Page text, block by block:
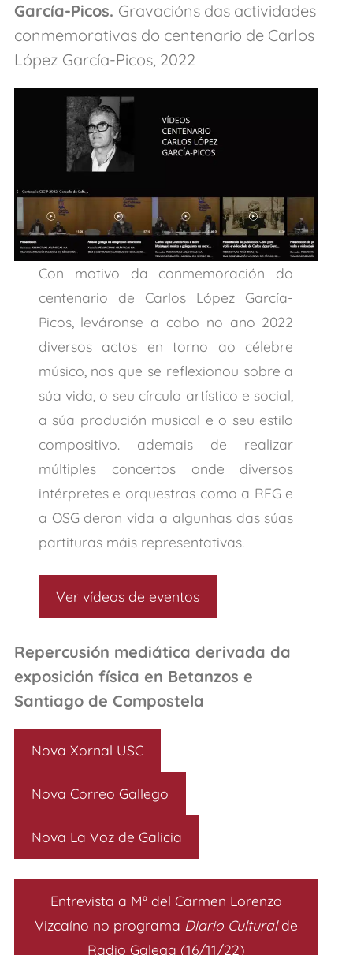
García-Picos. Gravacións das actividades
conmemorativas do centenario de Carlos
López García-Picos, 2022
Con motivo da conmemoración do
centenario de Carlos López García-
Picos, leváronse a cabo no ano 2022
diversos actos en torno ao célebre
músico, nos que se reflexionou sobre a
súa vida, o seu círculo artístico e social,
a súa produción musical e o seu estilo
compositivo. ademais de realizar
múltiples concertos onde diversos
intérpretes e orquestras como a RFG e
a OSG deron vida a algunhas das súas
partituras máis representativas.
Ver vídeos de eventos
Repercusión mediática derivada da
exposición física en Betanzos e
Santiago de Compostela
Nova Xornal USC
Nova Correo Gallego
Nova La Voz de Galicia
Entrevista a Mª del Carmen Lorenzo
Vizcaíno no programa Diario Culturalde
Radio Galega (16/11/22)